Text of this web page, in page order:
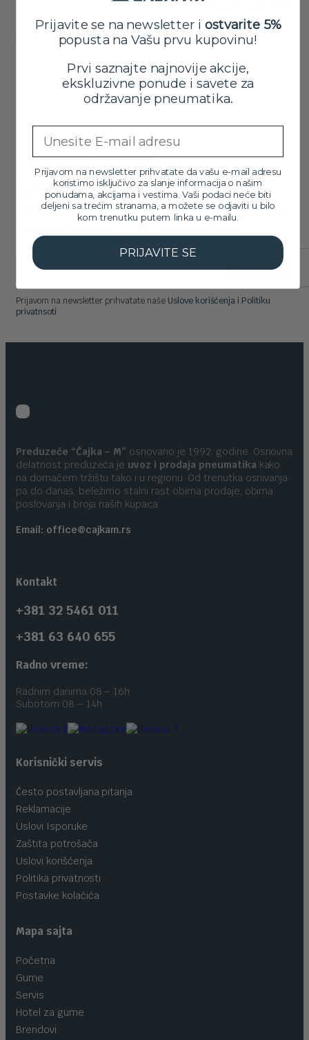
sa PDV-om
Na stanju
Prijavite se na newsletter
Šaljemo Vam poruke sa
informacijama o novim proizvodima,
rasprodajama i još mnogo toga
Prijava
Prijavom na newsletter prihvatate naše Uslove korišćenja i Politiku
privatnsoti
Preduzeće “Čajka – M” osnovano je 1992. godine. Osnovna
delatnost preduzeća je uvoz i prodaja pneumatika kako
na domaćem tržištu tako i u regionu. Od trenutka osnivanja
pa do danas, beležimo stalni rast obima prodaje, obima
poslovanja i broja naših kupaca
Email: office@cajkam.rs
Kontakt
+381 32 5461 011
+381 63 640 655
Radno vreme:
Radnim danima 08 – 16h
Subotom 08 – 14h
Korisnički servis
Često postavljana pitanja
Reklamacije
Uslovi Isporuke
Zaštita potrošača
Uslovi korišćenja
Politika privatnosti
Postavke kolačića
Mapa sajta
Početna
Gume
Servis
Hotel za gume
Brendovi
Prijavite se na newsletter i ostvarite 5%
popusta na Vašu prvu kupovinu!
Prvi saznajte najnovije akcije,
ekskluzivne ponude i savete za
održavanje pneumatika.
Prijavom na newsletter prihvatate da vašu e-mail adresu
koristimo isključivo za slanje informacija o našim
ponudama, akcijama i vestima. Vaši podaci neće biti
deljeni sa trećim stranama, a možete se odjaviti u bilo
kom trenutku putem linka u e-mailu.
PRIJAVITE SE